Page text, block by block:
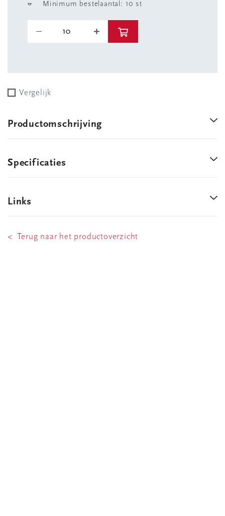
Minimum bestelaantal: 10 st
Vergelijk
Productomschrijving
Specificaties
Links
< Terug naar het productoverzicht